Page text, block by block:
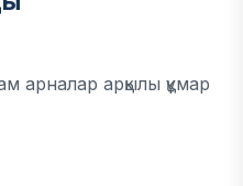
арналар арқылы құмар